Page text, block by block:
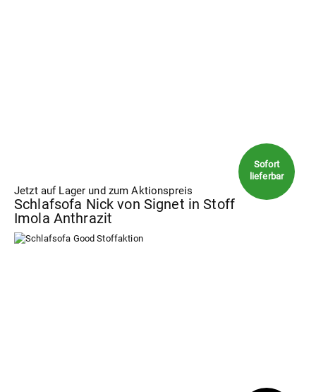
Jetzt auf Lager und zum Aktionspreis
Schlafsofa Nick von Signet in Stoff
Imola Anthrazit